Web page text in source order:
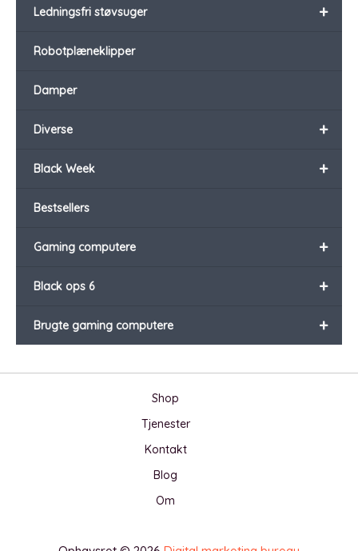
+
Ledningsfri støvsuger
Robotplæneklipper
Damper
+
Diverse
+
Black Week
Bestsellers
+
Gaming computere
+
Black ops 6
+
Brugte gaming computere
Shop
Tjenester
Kontakt
Blog
Om